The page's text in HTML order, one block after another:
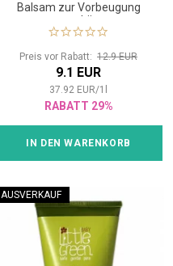
Balsam zur Vorbeugung
gegen Läuse
Preis vor Rabatt: 12.9 EUR
9.1 EUR
37.92 EUR/1
RABATT 29%
IN DEN WARENKORB
AUSVERKAUF